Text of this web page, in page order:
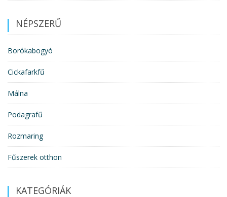
NÉPSZERŰ
Borókabogyó
Cickafarkfű
Málna
Podagrafű
Rozmaring
Fűszerek otthon
KATEGÓRIÁK